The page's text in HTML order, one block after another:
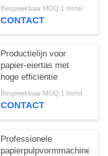
Bespreekbaar MOQ:1 Instellen
CONTACT
Productielijn voor
papier-eiertas met
hoge efficiëntie
Bespreekbaar MOQ:1 Instellen
CONTACT
Professionele
papierpulpvormmachines